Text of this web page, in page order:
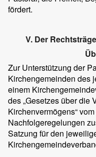
fördert.
V. Der
Zur Unterstützung der
Kirchengemeinden des
einem
des „Gesetzes über die
Kirchenvermögens“
Nachfolgeregelungen
Satzung für den